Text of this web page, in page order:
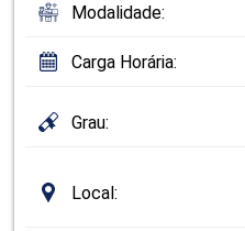
Modalidade:
Carga Horária:
Grau:
Local: